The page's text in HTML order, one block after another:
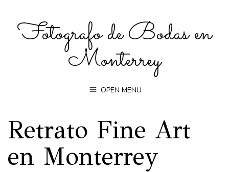
Fotografo de Bodas en
Monterrey
OPEN MENU
Retrato Fine Art
en Monterrey